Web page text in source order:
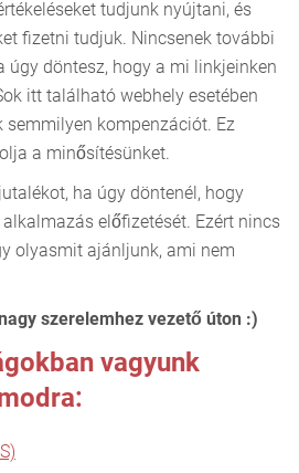
tudjunk nyújtani, és
fizetni tudjuk. Nincsenek további
úgy döntesz, hogy a mi linkjeinken
itt található webhely esetében
kompenzációt. Ez
a minősítésünket.
ha úgy döntenél, hogy
előfizetését. Ezért nincs
olyasmit ajánljunk, ami nem
szerelemhez vezető úton :)
vagyunk